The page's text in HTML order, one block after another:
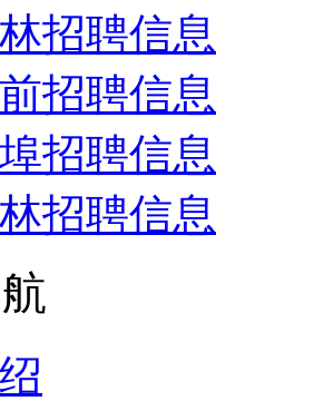
招聘信息
招聘信息
招聘信息
招聘信息